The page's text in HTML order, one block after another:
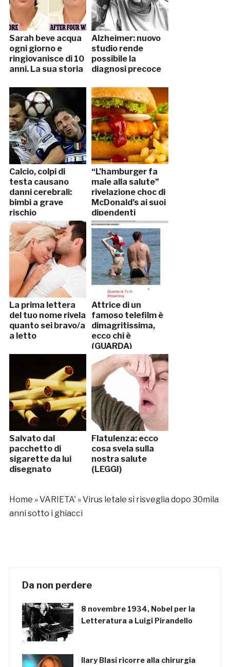
Sarah beve acqua
ogni giorno e
ringiovanisce di 10
anni. La sua storia
Alzheimer: nuovo
studio rende
possibile la
diagnosi precoce
Calcio, colpi di
testa causano
danni cerebrali:
bimbi a grave
rischio
“L’hamburger fa
male alla salute”
rivelazione choc di
McDonald’s ai suoi
dipendenti
La prima lettera
del tuo nome rivela
quanto sei bravo/a
a letto
Attrice di un
famoso telefilm è
dimagritissima,
ecco chi è
(GUARDA)
Salvato dal
pacchetto di
sigarette da lui
disegnato
Flatulenza: ecco
cosa svela sulla
nostra salute
(LEGGI)
Home »VARIETA' »Virus letale si risveglia dopo 30mila
anni sotto i ghiacci
Da non perdere
8 novembre 1934, Nobel per la
Letteratura a Luigi Pirandello
Ilary Blasi ricorre alla chirurgia